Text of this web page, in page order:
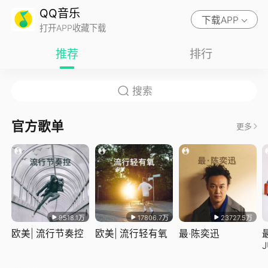
QQ音乐
打开APP收藏下载
下载APP
推荐 排行
官方歌单 更多
9518.1万
欧美| 流行节奏控
17806.7万
欧美| 流行轻有氧
23727.5万
最·陈奕迅